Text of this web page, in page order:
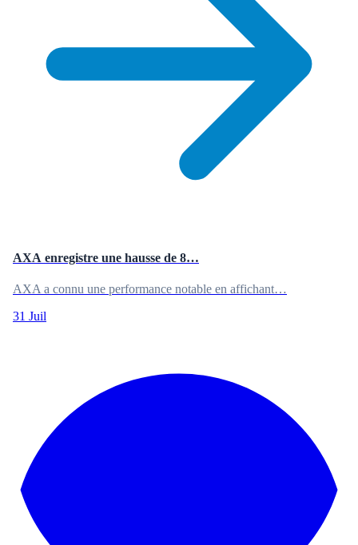
AXA enregistre une hausse de 8…
AXA a connu une performance notable en affichant…
31 Juil